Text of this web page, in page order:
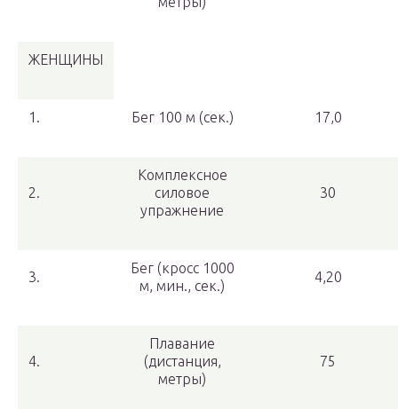
ЖЕНЩИНЫ
1. Бег 100 м (сек.) 17,0
2.
Комплексное
силовое
упражнение
30
3.
Бег (кросс 1000
м, мин., сек.)
4,20
4.
Плавание
(дистанция,
метры)
75